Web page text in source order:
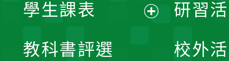
學生課表
教科書評選
研習
校外